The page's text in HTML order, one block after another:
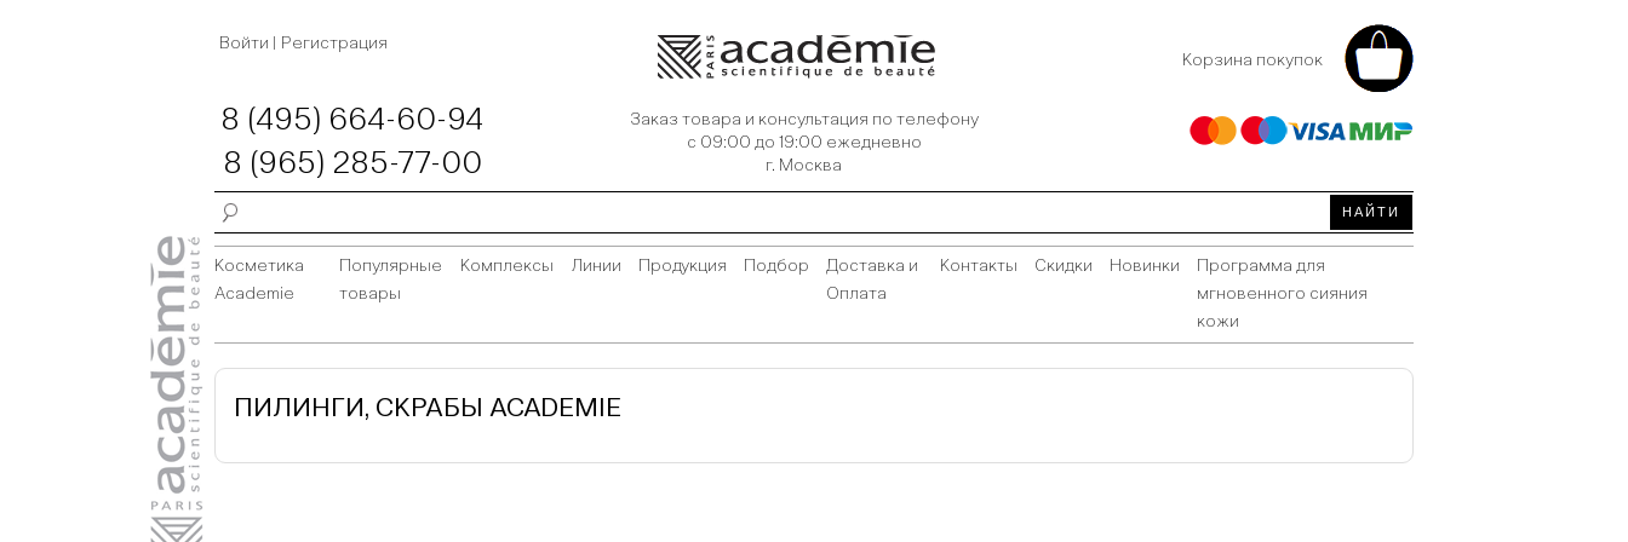
Войти Регистрация
8 (495) 664-60-94
8 (965) 285-77-00
Заказ товара и консультация по телефону
с 09:00 до 19:00 ежедневно
г. Москва
Корзина покупок
Косметика
Academie
Популярные
товары
Комплексы Линии Продукция Подбор
Доставка и
Оплата
Контакты Скидки Новинки
Программа для
мгновенного сияния
кожи
ПИЛИНГИ, СКРАБЫ ACADEMIE